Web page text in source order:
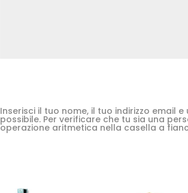
Inserisci il tuo nome, il tuo indirizzo email
possibile. Per verificare che tu sia una
operazione aritmetica nella casella a